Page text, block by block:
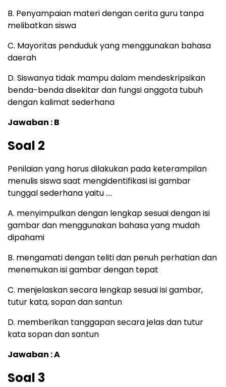
B. Penyampaian materi dengan cerita guru tanpa
melibatkan siswa
C. Mayoritas penduduk yang menggunakan bahasa
daerah
D. Siswanya tidak mampu dalam mendeskripsikan
benda-benda disekitar dan fungsi anggota tubuh
dengan kalimat sederhana
Jawaban : B
Soal 2
Penilaian yang harus dilakukan pada keterampilan
menulis siswa saat mengidentifikasi isi gambar
tunggal sederhana yaitu ….
A. menyimpulkan dengan lengkap sesuai dengan isi
gambar dan menggunakan bahasa yang mudah
dipahami
B. mengamati dengan teliti dan penuh perhatian dan
menemukan isi gambar dengan tepat
C. menjelaskan secara lengkap sesuai isi gambar,
tutur kata, sopan dan santun
D. memberikan tanggapan secara jelas dan tutur
kata sopan dan santun
Jawaban : A
Soal 3